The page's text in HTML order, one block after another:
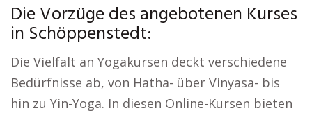
Die Vorzüge des angebotenen Kurses
in Schöppenstedt:
Die Vielfalt an Yogakursen deckt verschiedene
Bedürfnisse ab, von Hatha- über Vinyasa- bis
hin zu Yin-Yoga. In diesen Online-Kursen bieten